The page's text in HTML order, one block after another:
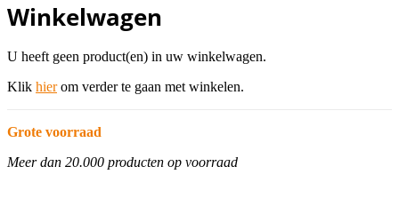
Winkelwagen
U heeft geen product(en) in uw winkelwagen.
Klik hierom verder te gaan met winkelen.
Grote voorraad
Meer dan 20.000 producten op voorraad